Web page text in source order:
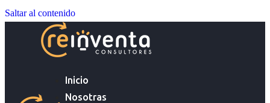
Saltar al contenido
Inicio
Nosotras